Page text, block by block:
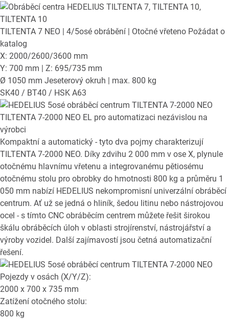
TILTENTA 7 NEO | 4/5osé obrábění | Otočné vřeteno Požádat o
katalog
X: 2000/2600/3600 mm
Y: 700 mm | Z: 695/735 mm
Ø 1050 mm Jeseterový okruh | max. 800 kg
SK40 / BT40 / HSK A63
TILTENTA 7-2000 NEO EL pro automatizaci nezávislou na
výrobci
Kompaktní a automatický - tyto dva pojmy charakterizují
TILTENTA 7-2000 NEO. Díky zdvihu 2 000 mm v ose X, plynule
otočnému hlavnímu vřetenu a integrovanému pětiosému
otočnému stolu pro obrobky do hmotnosti 800 kg a průměru 1
050 mm nabízí HEDELIUS nekompromisní univerzální obráběcí
centrum. Ať už se jedná o hliník, šedou litinu nebo nástrojovou
ocel - s tímto CNC obráběcím centrem můžete řešit širokou
škálu obráběcích úloh v oblasti strojírenství, nástrojářství a
výroby vozidel. Další zajímavostí jsou četná automatizační
řešení.
Pojezdy v osách (X/Y/Z):
2000 x 700 x 735 mm
Zatížení otočného stolu:
800 kg